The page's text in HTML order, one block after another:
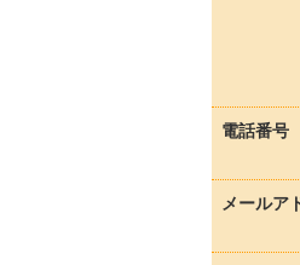
電話番号
メールア